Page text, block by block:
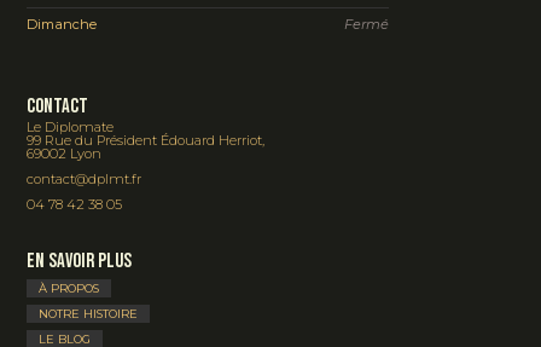
Dimanche
Fermé
Contact
Le Diplomate
99 Rue du Président Édouard Herriot,
69002 Lyon
contact@dplmt.fr
04 78 42 38 05
En savoir plus
À PROPOS
NOTRE HISTOIRE
LE BLOG